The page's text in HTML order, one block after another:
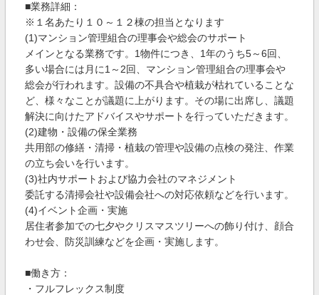
■業務詳細：
※１名あたり１０～１２棟の担当となります
(1)マンション管理組合の理事会や総会のサポート
メインとなる業務です。1物件につき、1年のうち5～6回、
多い場合には月に1～2回、マンション管理組合の理事会や
総会が行われます。設備の不具合や植栽が枯れていることな
ど、様々なことが議題に上がります。その場に出席し、議題
解決に向けたアドバイスやサポートを行っていただきます。
(2)建物・設備の保全業務
共用部の修繕・清掃・植栽の管理や設備の点検の発注、作業
の立ち会いを行います。
(3)社内サポートおよび協力会社のマネジメント
委託する清掃会社や設備会社への対応依頼などを行います。
(4)イベント企画・実施
居住者参加での七夕やクリスマスツリーへの飾り付け、顔合
わせ会、防災訓練などを企画・実施します。
■働き方：
・フルフレックス制度